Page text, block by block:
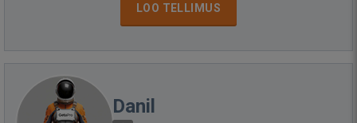
LOO TELLIMUS
Danil